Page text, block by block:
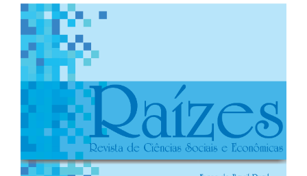
Barra
lateral
de
artigos